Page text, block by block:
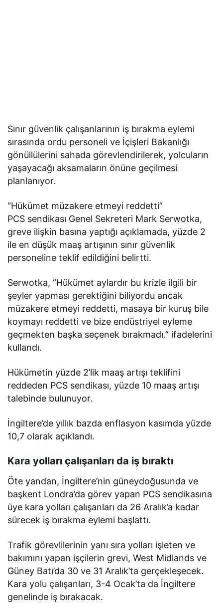
Sınır güvenlik çalışanlarının iş bırakma eylemi
sırasında ordu personeli ve İçişleri Bakanlığı
gönüllülerini sahada görevlendirilerek, yolcuların
yaşayacağı aksamaların önüne geçilmesi
planlanıyor.
“Hükümet müzakere etmeyi reddetti”
PCS sendikası Genel Sekreteri Mark Serwotka,
greve ilişkin basına yaptığı açıklamada, yüzde 2
ile en düşük maaş artışının sınır güvenlik
personeline teklif edildiğini belirtti.
Serwotka, “Hükümet aylardır bu krizle ilgili bir
şeyler yapması gerektiğini biliyordu ancak
müzakere etmeyi reddetti, masaya bir kuruş bile
koymayı reddetti ve bize endüstriyel eyleme
geçmekten başka seçenek bırakmadı.” ifadelerini
kullandı.
Hükümetin yüzde 2’lik maaş artışı teklifini
reddeden PCS sendikası, yüzde 10 maaş artışı
talebinde bulunuyor.
İngiltere’de yıllık bazda enflasyon kasımda yüzde
10,7 olarak açıklandı.
Kara yolları çalışanları da iş bıraktı
Öte yandan, İngiltere’nin güneydoğusunda ve
başkent Londra’da görev yapan PCS sendikasına
üye kara yolları çalışanları da 26 Aralık’a kadar
sürecek iş bırakma eylemi başlattı.
Trafik görevlilerinin yanı sıra yolları işleten ve
bakımını yapan işçilerin grevi, West Midlands ve
Güney Batı’da 30 ve 31 Aralık’ta gerçekleşecek.
Kara yolu çalışanları, 3-4 Ocak’ta da İngiltere
genelinde iş bırakacak.